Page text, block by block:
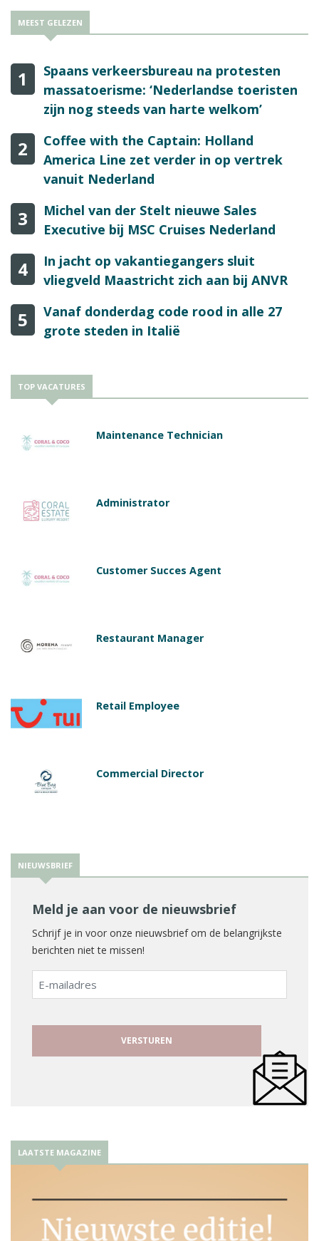
MEEST GELEZEN
1
Spaans verkeersbureau na protesten
massatoerisme: ‘Nederlandse toeristen
zijn nog steeds van harte welkom’
2
Coffee with the Captain: Holland
America Line zet verder in op vertrek
vanuit Nederland
3
Michel van der Stelt nieuwe Sales
Executive bij MSC Cruises Nederland
4
In jacht op vakantiegangers sluit
vliegveld Maastricht zich aan bij ANVR
5
Vanaf donderdag code rood in alle 27
grote steden in Italië
TOP VACATURES
Maintenance Technician
Administrator
Customer Succes Agent
Restaurant Manager
Retail Employee
Commercial Director
NIEUWSBRIEF
Meld je aan voor de nieuwsbrief
Schrijf je in voor onze nieuwsbrief om de belangrijkste
berichten niet te missen!
E-
mailadres
LAATSTE MAGAZINE